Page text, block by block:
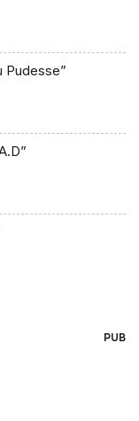
Pudesse”
PUB